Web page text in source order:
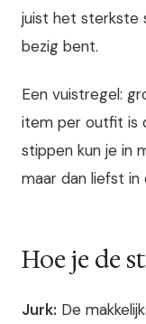
juist het sterkste
bezig bent.
Een vuistregel:
item per outfit is
stippen kun je in
maar dan liefst in
Hoe je de
Jurk: De